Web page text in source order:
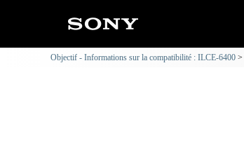
Objectif - Informations sur la compatibilité : ILCE-6400